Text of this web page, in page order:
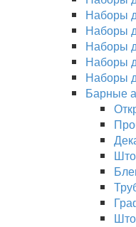
Наборы
Наборы
Наборы
Наборы
Наборы
Барные